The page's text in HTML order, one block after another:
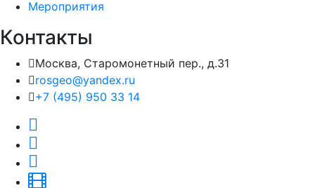
Мероприятия
Контакты
Москва, Старомонетный пер., д.31
rosgeo@yandex.ru
+7 (495) 950 33 14